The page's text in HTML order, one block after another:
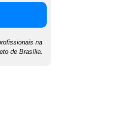
na
de Brasília.